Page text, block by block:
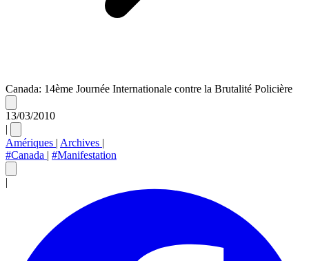
Canada: 14ème Journée Internationale contre la Brutalité Policière
13/03/2010
|
Amériques | Archives |
#Canada | #Manifestation
|